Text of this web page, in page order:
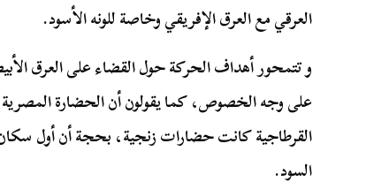
العرقي مع العرق الإفريقي وخاصة للونه الأسود.
و تتمحور أهداف الحركة حول القضاء على العرق
على وجه الخصوص، كما يقولون أن الحضارة المصرية
القرطاجية كانت حضارات زنجية، بحجة أن أول
السود.